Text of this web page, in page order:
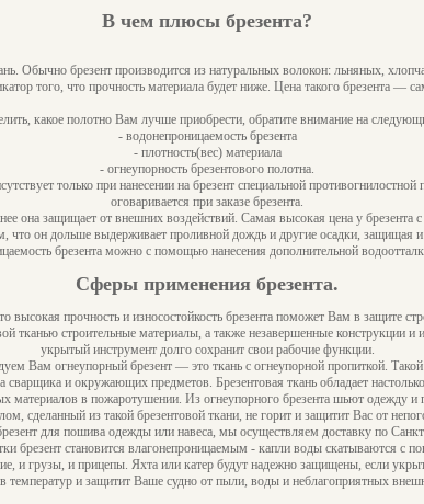
В чем плюсы брезента?
Обычно брезент производится из натуральных волокон: льняных,
того, что прочность материала будет ниже. Цена такого брезента —
какое полотно Вам лучше приобрести, обратите внимание на
- водонепроницаемость брезента
- плотность(вес) материала
- огнеупорность брезентового полотна.
только при нанесении на брезент специальной
оговаривается при заказе брезента.
она защищает от внешних воздействий. Самая высокая цена у брезента
что он дольше выдерживает проливной дождь и другие осадки, защищая
брезента можно с помощью нанесения дополнительной
Сферы применения брезента.
высокая прочность и износостойкость брезента поможет Вам в защите
тканью строительные материалы, а также незавершенные конструкции и
укрытый инструмент долго сохранит свои рабочие функции.
Вам огнеупорный брезент — это ткань с огнеупорной пропиткой.
сварщика и окружающих предметов. Брезентовая ткань обладает
материалов в пожаротушении. Из огнеупорного брезента шьют одежду и
сделанный из такой брезентовой ткани, не горит и защитит Вас от
для пошива одежды или навеса, мы осуществляем доставку по
брезент становится влагонепроницаемым - капли воды скатываются с
и грузы, и прицепы. Яхта или катер будут надежно защищены, если
температур и защитит Ваше судно от пыли, воды и неблагоприятных